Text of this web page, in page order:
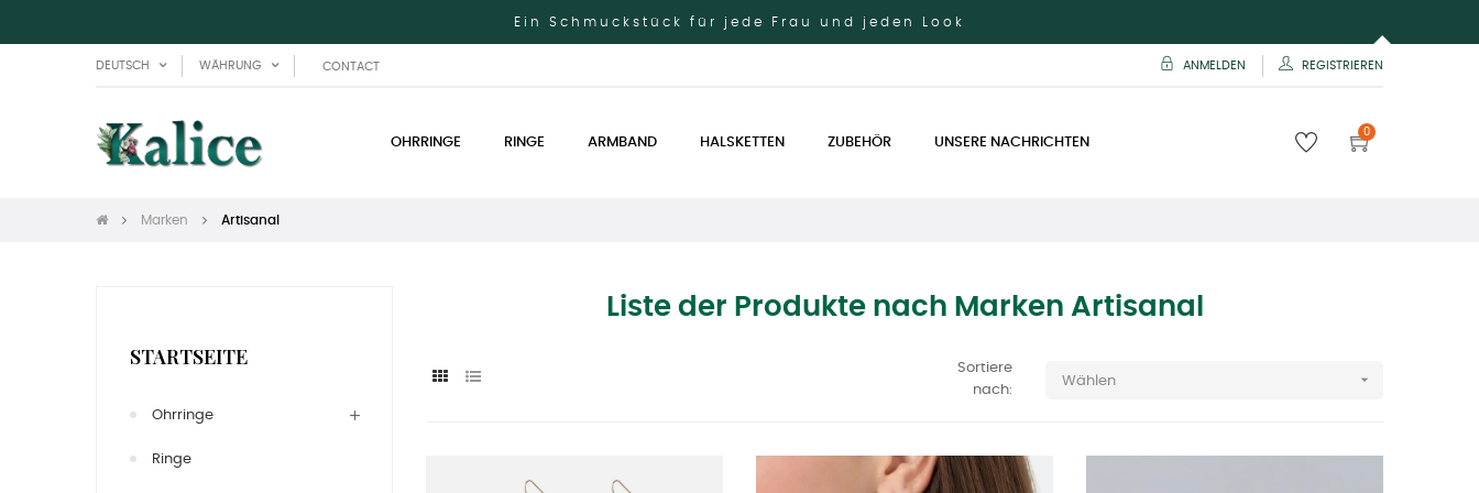
Ein Schmuckstück für jede Frau und jeden Look
DEUTSCH WÄHRUNG CONTACT ANMELDEN REGISTRIEREN
OHRRINGE RINGE ARMBAND HALSKETTEN ZUBEHÖR UNSERE NACHRICHTEN
0
Marken Artisanal
STARTSEITE
Ohrringe
Ringe
Liste der Produkte nach Marken Artisanal
Sortiere
nach:
Wählen 